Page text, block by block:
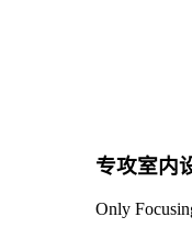
专攻室内
Only